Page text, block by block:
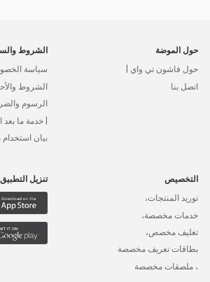
حول الموضة
حول فاشون تي واي |
اتصل بنا
الشروط
سياسة
الشروط
الرسوم
| خدمة ما بعد
بيان استخدام
التخصيص
توريد المنتجات،
خدمات مخصصة،
تغليف مخصص،
بطاقات تعريف مخصصة
، ملصقات مخصصة
تنزيل التطبيق